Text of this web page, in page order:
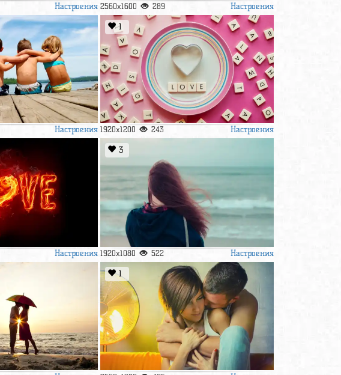
Настроения 2560x1600 289
Настроения
Настроения
1
1920x1200 243
Настроения
Настроения
3
1920x1080 522
Настроения
1